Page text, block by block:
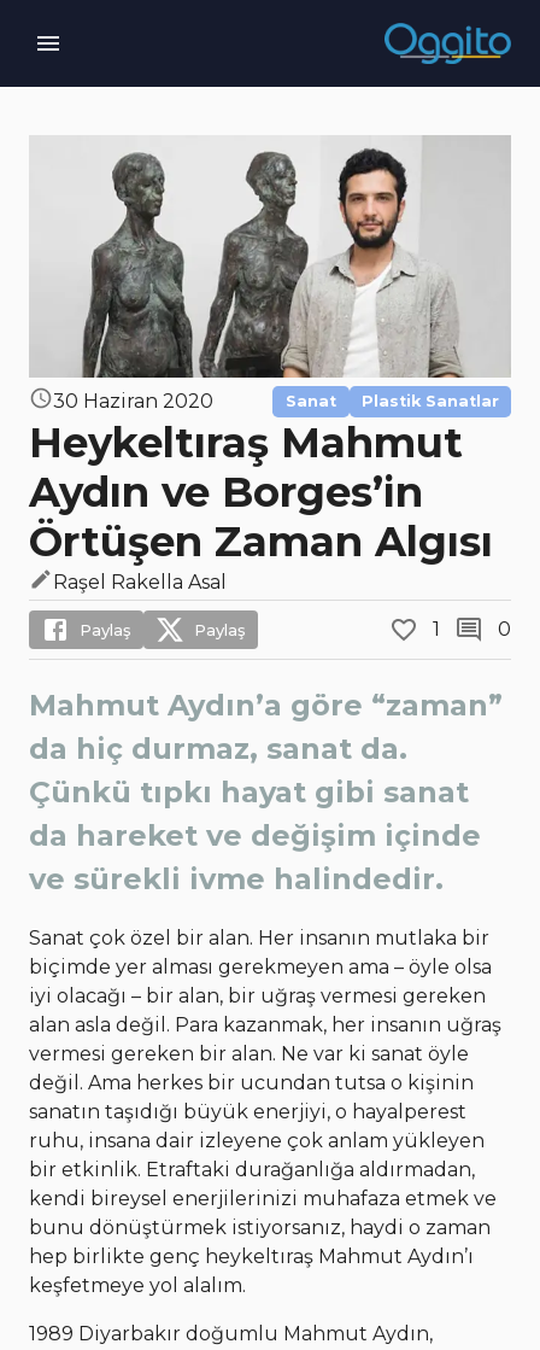
30 Haziran 2020 Sanat Plastik Sanatlar
Heykeltıraş Mahmut
Aydın ve Borges’in
Örtüşen Zaman Algısı
Raşel Rakella Asal
Paylaş Paylaş 1 0
Mahmut Aydın’a göre “zaman”
da hiç durmaz, sanat da.
Çünkü tıpkı hayat gibi sanat
da hareket ve değişim içinde
ve sürekli ivme halindedir.
Sanat çok özel bir alan. Her insanın mutlaka bir
biçimde yer alması gerekmeyen ama – öyle olsa
iyi olacağı – bir alan, bir uğraş vermesi gereken
alan asla değil. Para kazanmak, her insanın uğraş
vermesi gereken bir alan. Ne var ki sanat öyle
değil. Ama herkes bir ucundan tutsa o kişinin
sanatın taşıdığı büyük enerjiyi, o hayalperest
ruhu, insana dair izleyene çok anlam yükleyen
bir etkinlik. Etraftaki durağanlığa aldırmadan,
kendi bireysel enerjilerinizi muhafaza etmek ve
bunu dönüştürmek istiyorsanız, haydi o zaman
hep birlikte genç heykeltıraş Mahmut Aydın’ı
keşfetmeye yol alalım.
1989 Diyarbakır doğumlu Mahmut Aydın,